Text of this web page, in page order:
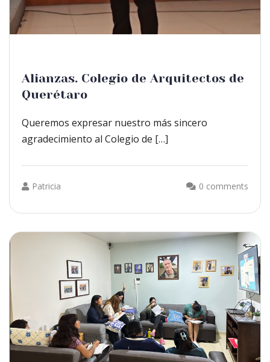
Alianzas. Colegio de Arquitectos de
Querétaro
Queremos expresar nuestro más sincero
agradecimiento al Colegio de […]
Patricia 0 comments